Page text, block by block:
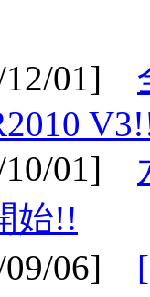
12/01]
10/01]
始!!
09/06]